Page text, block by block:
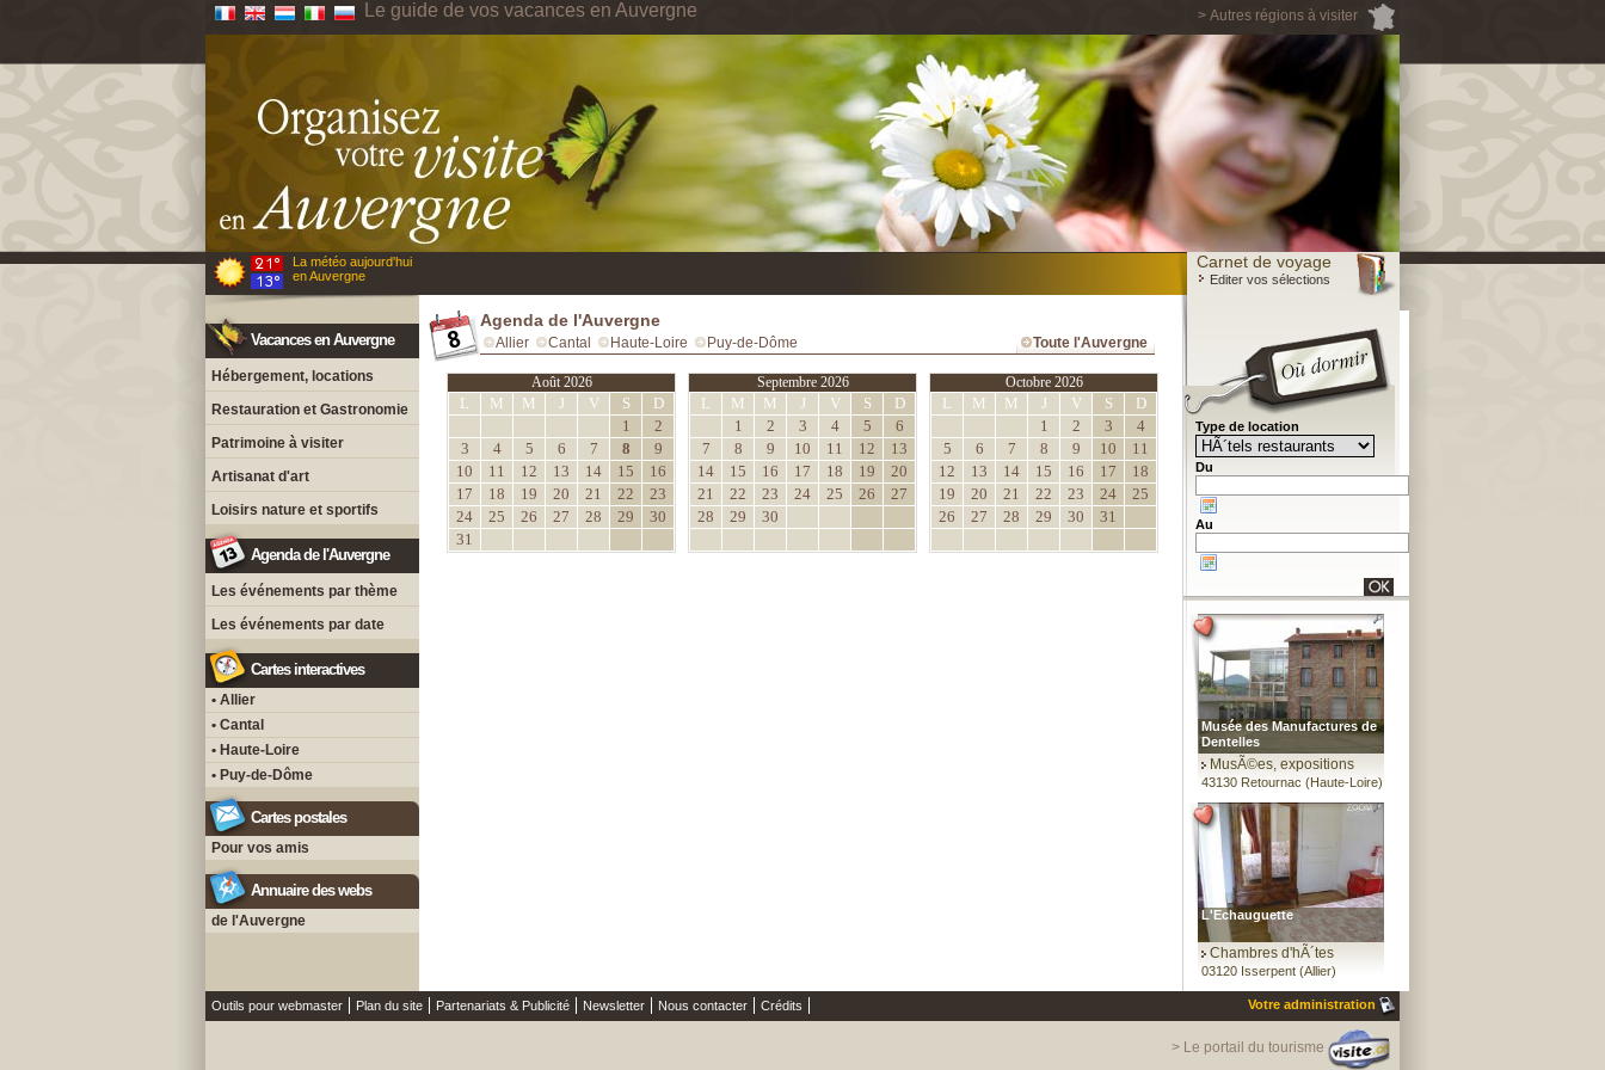
> Autres régions à visiter
Le guide de vos vacances en Auvergne
La météo aujourd'hui
en Auvergne
Carnet de voyage
Editer vos sélections
Vacances en Auvergne
Hébergement, locations
Restauration et Gastronomie
Patrimoine à visiter
Artisanat d'art
Loisirs nature et sportifs
Agenda de l'Auvergne
Les événements par thème
Les événements par date
Cartes interactives
• Allier
• Cantal
• Haute-Loire
• Puy-de-Dôme
Cartes postales
Pour vos amis
Annuaire des webs
de l'Auvergne
Agenda de l'Auvergne
Allier Cantal Haute-Loire Puy-de-Dôme Toute l'Auvergne
Août 2026
L M M J V S
D
1
2
3
4 5 6 7 8
9
10
11 12 13 14 15
16
17
18 19 20 21 22
23
24
25 26 27 28 29
30
31
Septembre 2026
L M M J V S
D
1
2 3 4 5
6
7
8 9 10 11 12
13
14
15 16 17 18 19
20
21
22 23 24 25 26
27
28
29 30
Octobre 2026
L M M J V S
D
1
2 3
4
5
6 7 8 9 10
11
12
13 14 15 16 17
18
19
20 21 22 23 24
25
26
27 28 29 30 31
Type de location
Du
Au
Musée des Manufactures de
Dentelles
MusÃ©es, expositions
43130 Retournac (Haute-Loire)
L'Echauguette
Chambres d'hÃ´tes
03120 Isserpent (Allier)
Outils pour webmaster Plan du site Partenariats & Publicité Newsletter Nous contacter Crédits Votre administration
> Le portail du tourisme